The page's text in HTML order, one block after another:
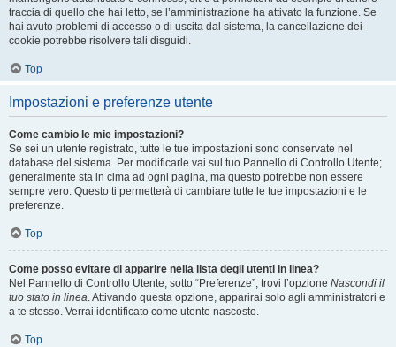
traccia di quello che hai letto, se l’amministrazione ha attivato la funzione. Se
hai avuto problemi di accesso o di uscita dal sistema, la cancellazione dei
cookie potrebbe risolvere tali disguidi.
Top
Impostazioni e preferenze utente
Come cambio le mie impostazioni?
Se sei un utente registrato, tutte le tue impostazioni sono conservate nel
database del sistema. Per modificarle vai sul tuo Pannello di Controllo Utente;
generalmente sta in cima ad ogni pagina, ma questo potrebbe non essere
sempre vero. Questo ti permetterà di cambiare tutte le tue impostazioni e le
preferenze.
Top
Come posso evitare di apparire nella lista degli utenti in linea?
Nel Pannello di Controllo Utente, sotto “Preferenze”, trovi l’opzione Nascondi il
tuo stato in linea. Attivando questa opzione, apparirai solo agli amministratori e
a te stesso. Verrai identificato come utente nascosto.
Top